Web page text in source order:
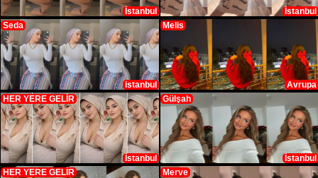
İstanbul
İstanbul
Seda
istanbul
Melis
Avrupa
HER YERE GELİR
İstanbul
Gülşah
İstanbul
HER YERE GELİR
Merve